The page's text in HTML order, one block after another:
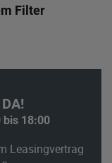
Filter
bis 18:00
Leasingvertrag